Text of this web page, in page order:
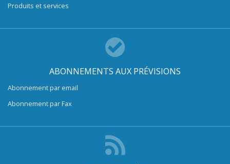
Produits et services
ABONNEMENTS AUX PRÉVISIONS
Abonnement par email
Abonnement par Fax